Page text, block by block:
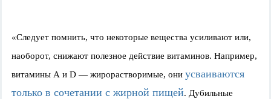
«Следует помнить, что некоторые вещества усиливают или,
наоборот, снижают полезное действие витаминов. Например,
витамины А и D — жирорастворимые, они усваиваются
только в сочетании с жирной пищей. Дубильные